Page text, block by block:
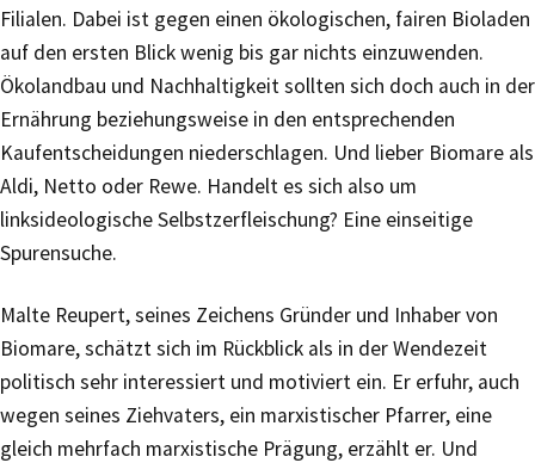
Filialen. Dabei ist gegen einen ökologischen, fairen Bioladen
auf den ersten Blick wenig bis gar nichts einzuwenden.
Ökolandbau und Nachhaltigkeit sollten sich doch auch in der
Ernährung beziehungsweise in den entsprechenden
Kaufentscheidungen niederschlagen. Und lieber Biomare als
Aldi, Netto oder Rewe. Handelt es sich also um
linksideologische Selbstzerfleischung? Eine einseitige
Spurensuche.
Malte Reupert, seines Zeichens Gründer und Inhaber von
Biomare, schätzt sich im Rückblick als in der Wendezeit
politisch sehr interessiert und motiviert ein. Er erfuhr, auch
wegen seines Ziehvaters, ein marxistischer Pfarrer, eine
gleich mehrfach marxistische Prägung, erzählt er. Und